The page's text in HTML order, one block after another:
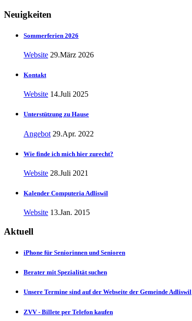
Neuigkeiten
Sommerferien 2026
Website 29.März 2026
Kontakt
Website 14.Juli 2025
Unterstützung zu Hause
Angebot 29.Apr. 2022
Wie finde ich mich hier zurecht?
Website 28.Juli 2021
Kalender Computeria Adliswil
Website 13.Jan. 2015
Aktuell
iPhone für Seniorinnen und Senioren
Berater mit Spezialität suchen
Unsere Termine sind auf der Webseite der Gemeinde Adliswil
ZVV - Billete per Telefon kaufen